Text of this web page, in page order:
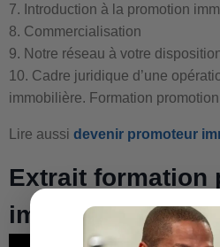
7. Introduction à la promotion
8. Commercialisation
9. Notre réseau à votre
10. Cadre juridique d’une
immobilière. Formation
Lire aussi devenir promoteur
Extrait formation
immobilière